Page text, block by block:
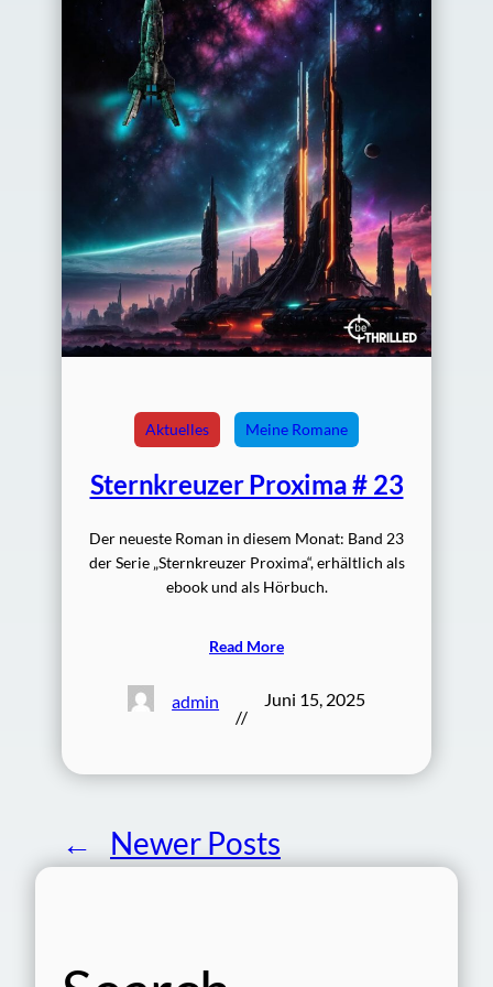
Aktuelles Meine Romane
Sternkreuzer Proxima # 23
Der neueste Roman in diesem Monat: Band 23
der Serie „Sternkreuzer Proxima“, erhältlich als
ebook und als Hörbuch.
Read More
admin
//
Juni 15, 2025
← Newer Posts